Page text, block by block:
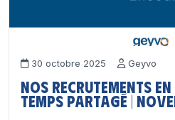
30 octobre 2025 Geyvo
Nos recrutements
temps partagé |